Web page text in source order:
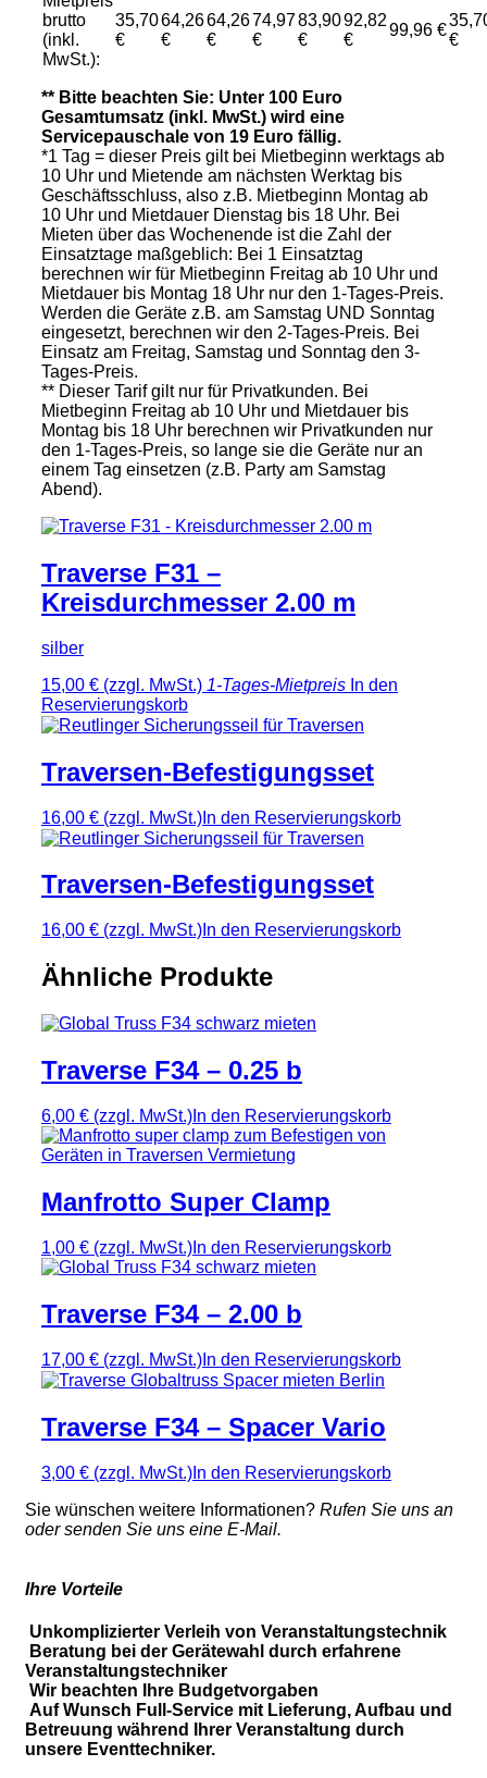
brutto
(inkl.
MwSt.):
35,70
€
64,26
€
64,26
€
74,97
€
83,90
€
92,82
€
99,96 €
€
** Bitte beachten Sie: Unter 100 Euro
Gesamtumsatz (inkl. MwSt.) wird eine
Servicepauschale von 19 Euro fällig.
*1 Tag = dieser Preis gilt bei Mietbeginn werktags ab
10 Uhr und Mietende am nächsten Werktag bis
Geschäftsschluss, also z.B. Mietbeginn Montag ab
10 Uhr und Mietdauer Dienstag bis 18 Uhr. Bei
Mieten über das Wochenende ist die Zahl der
Einsatztage maßgeblich: Bei 1 Einsatztag
berechnen wir für Mietbeginn Freitag ab 10 Uhr und
Mietdauer bis Montag 18 Uhr nur den 1-Tages-Preis.
Werden die Geräte z.B. am Samstag UND Sonntag
eingesetzt, berechnen wir den 2-Tages-Preis. Bei
Einsatz am Freitag, Samstag und Sonntag den 3-
Tages-Preis.
** Dieser Tarif gilt nur für Privatkunden. Bei
Mietbeginn Freitag ab 10 Uhr und Mietdauer bis
Montag bis 18 Uhr berechnen wir Privatkunden nur
den 1-Tages-Preis, so lange sie die Geräte nur an
einem Tag einsetzen (z.B. Party am Samstag
Abend).
Traverse F31 –
Kreisdurchmesser 2.00 m
silber
15,00 € (zzgl. MwSt.) 1-Tages-Mietpreis In den
Reservierungskorb
Traversen-Befestigungsset
16,00 € (zzgl. MwSt.) In den Reservierungskorb
Traversen-Befestigungsset
16,00 € (zzgl. MwSt.) In den Reservierungskorb
Ähnliche Produkte
Traverse F34 – 0.25 b
6,00 € (zzgl. MwSt.) In den Reservierungskorb
Manfrotto Super Clamp
1,00 € (zzgl. MwSt.) In den Reservierungskorb
Traverse F34 – 2.00 b
17,00 € (zzgl. MwSt.) In den Reservierungskorb
Traverse F34 – Spacer Vario
3,00 € (zzgl. MwSt.) In den Reservierungskorb
Sie wünschen weitere Informationen? Rufen Sie uns an
oder senden Sie uns eine E-Mail.
Ihre Vorteile
Unkomplizierter Verleih von Veranstaltungstechnik
Beratung bei der Gerätewahl durch erfahrene
Veranstaltungstechniker
Wir beachten Ihre Budgetvorgaben
Auf Wunsch Full-Service mit Lieferung, Aufbau und
Betreuung während Ihrer Veranstaltung durch
unsere Eventtechniker.